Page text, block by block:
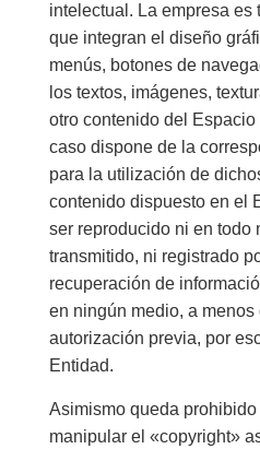
intelectual. La empresa es
que integran el diseño
menús, botones de
los textos, imágenes,
otro contenido del
caso dispone de la
para la utilización de
contenido dispuesto en el
ser reproducido ni en todo
transmitido, ni registrado
recuperación de
en ningún medio, a
autorización previa, por
Entidad.
Asimismo queda
manipular el «copyright»